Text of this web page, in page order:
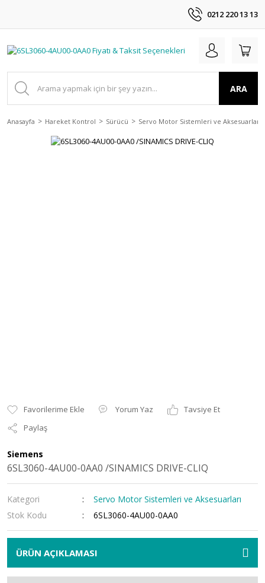
0212 220 13 13
ARA
Anasayfa Hareket Kontrol Sürücü Servo Motor Sistemleri ve Aksesuarları
Yorum Yaz
Tavsiye Et
Paylaş
Siemens
6SL3060-4AU00-0AA0 /SINAMICS DRIVE-CLIQ
Kategori
Servo Motor Sistemleri ve Aksesuarları
Stok Kodu
6SL3060-4AU00-0AA0
ÜRÜN AÇIKLAMASI